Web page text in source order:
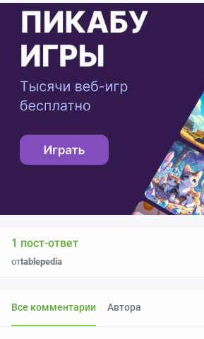
1 пост-ответ
отtablepedia
Все комментарии Автора